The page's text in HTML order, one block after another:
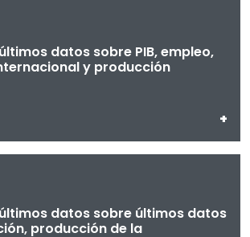
últimos datos sobre PIB, empleo,
y producción
+
últimos datos sobre últimos datos
producción de la